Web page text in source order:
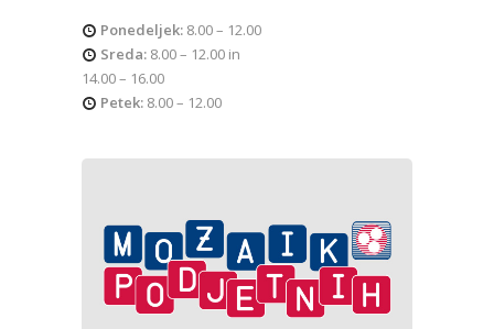
Ponedeljek: 8.00 – 12.00
Sreda: 8.00 – 12.00 in
14.00 – 16.00
Petek: 8.00 – 12.00